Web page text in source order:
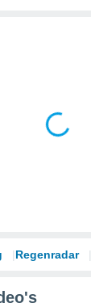
Regenradar